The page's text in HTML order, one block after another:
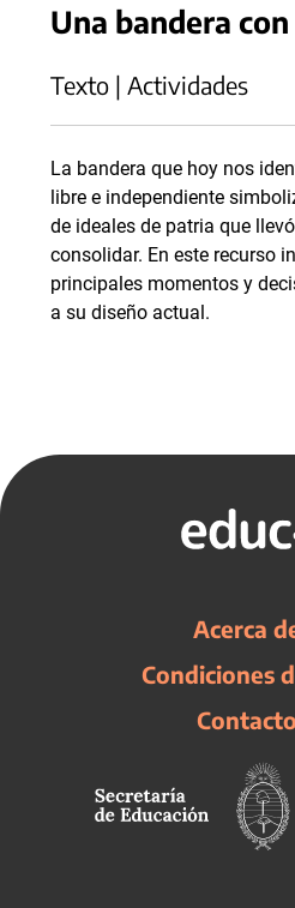
Una bandera
Texto | Actividades
La bandera que hoy nos
libre e independiente
de ideales de patria que
consolidar. En este recurso
principales momentos y
a su diseño actual.
Acerca
Condiciones
Contacto